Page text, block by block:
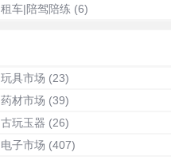
租车|陪驾陪练 (6)
玩具市场 (23)
药材市场 (39)
古玩玉器 (26)
电子市场 (407)